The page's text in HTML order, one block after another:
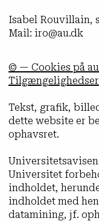
Isabel Rouvillain,
Mail: iro@au.dk
© — Cookies på
Tekst, grafik,
dette website er
ophavsret.
Universitet
indholdet,
indholdet med
datamining, jf.